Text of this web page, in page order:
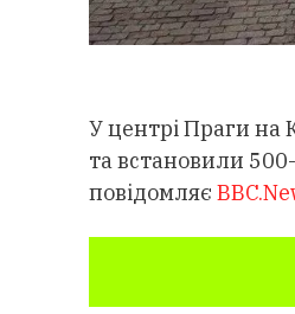
У центрі Праги на
та встановили
повідомляє